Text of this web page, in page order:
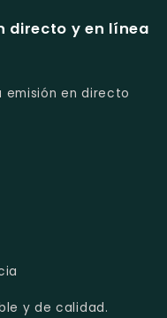
directo y en línea
en directo
y de calidad.